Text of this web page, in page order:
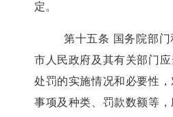
定。
第十五条 国务院部
市人民政府及其有关部门
处罚的实施情况和必要性
事项及种类、罚款数额等